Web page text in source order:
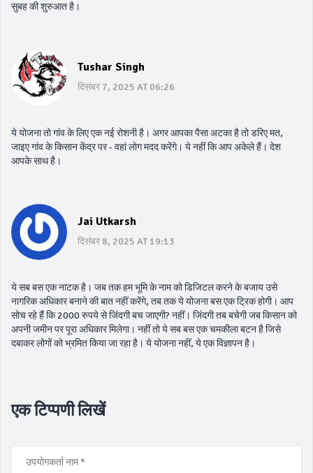
सुबह की शुरुआत है।
Tushar Singh
दिसंबर 7, 2025 AT 06:26
ये योजना तो गांव के लिए एक नई रोशनी है। अगर आपका पैसा अटका है तो डरिए मत,
जाइए गांव के किसान केंद्र पर - वहां लोग मदद करेंगे। ये नहीं कि आप अकेले हैं। देश
आपके साथ है।
Jai Utkarsh
दिसंबर 8, 2025 AT 19:13
ये सब बस एक नाटक है। जब तक हम भूमि के नाम को डिजिटल करने के बजाय उसे
नागरिक अधिकार बनाने की बात नहीं करेंगे, तब तक ये योजना बस एक ट्रिक होगी। आप
सोच रहे हैं कि 2000 रुपये से जिंदगी बच जाएगी? नहीं। जिंदगी तब बचेगी जब किसान को
अपनी जमीन पर पूरा अधिकार मिलेगा। नहीं तो ये सब बस एक चमकीला बटन है जिसे
दबाकर लोगों को भ्रमित किया जा रहा है। ये योजना नहीं, ये एक विज्ञापन है।
एक टिप्पणी लिखें